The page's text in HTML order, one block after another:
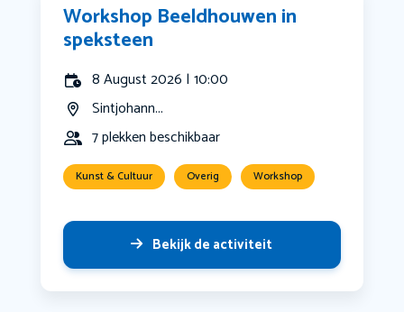
Workshop Beeldhouwen in
speksteen
8 August 2026 | 10:00
Sintjohann...
7 plekken beschikbaar
Kunst & Cultuur Overig Workshop
Bekijk de activiteit